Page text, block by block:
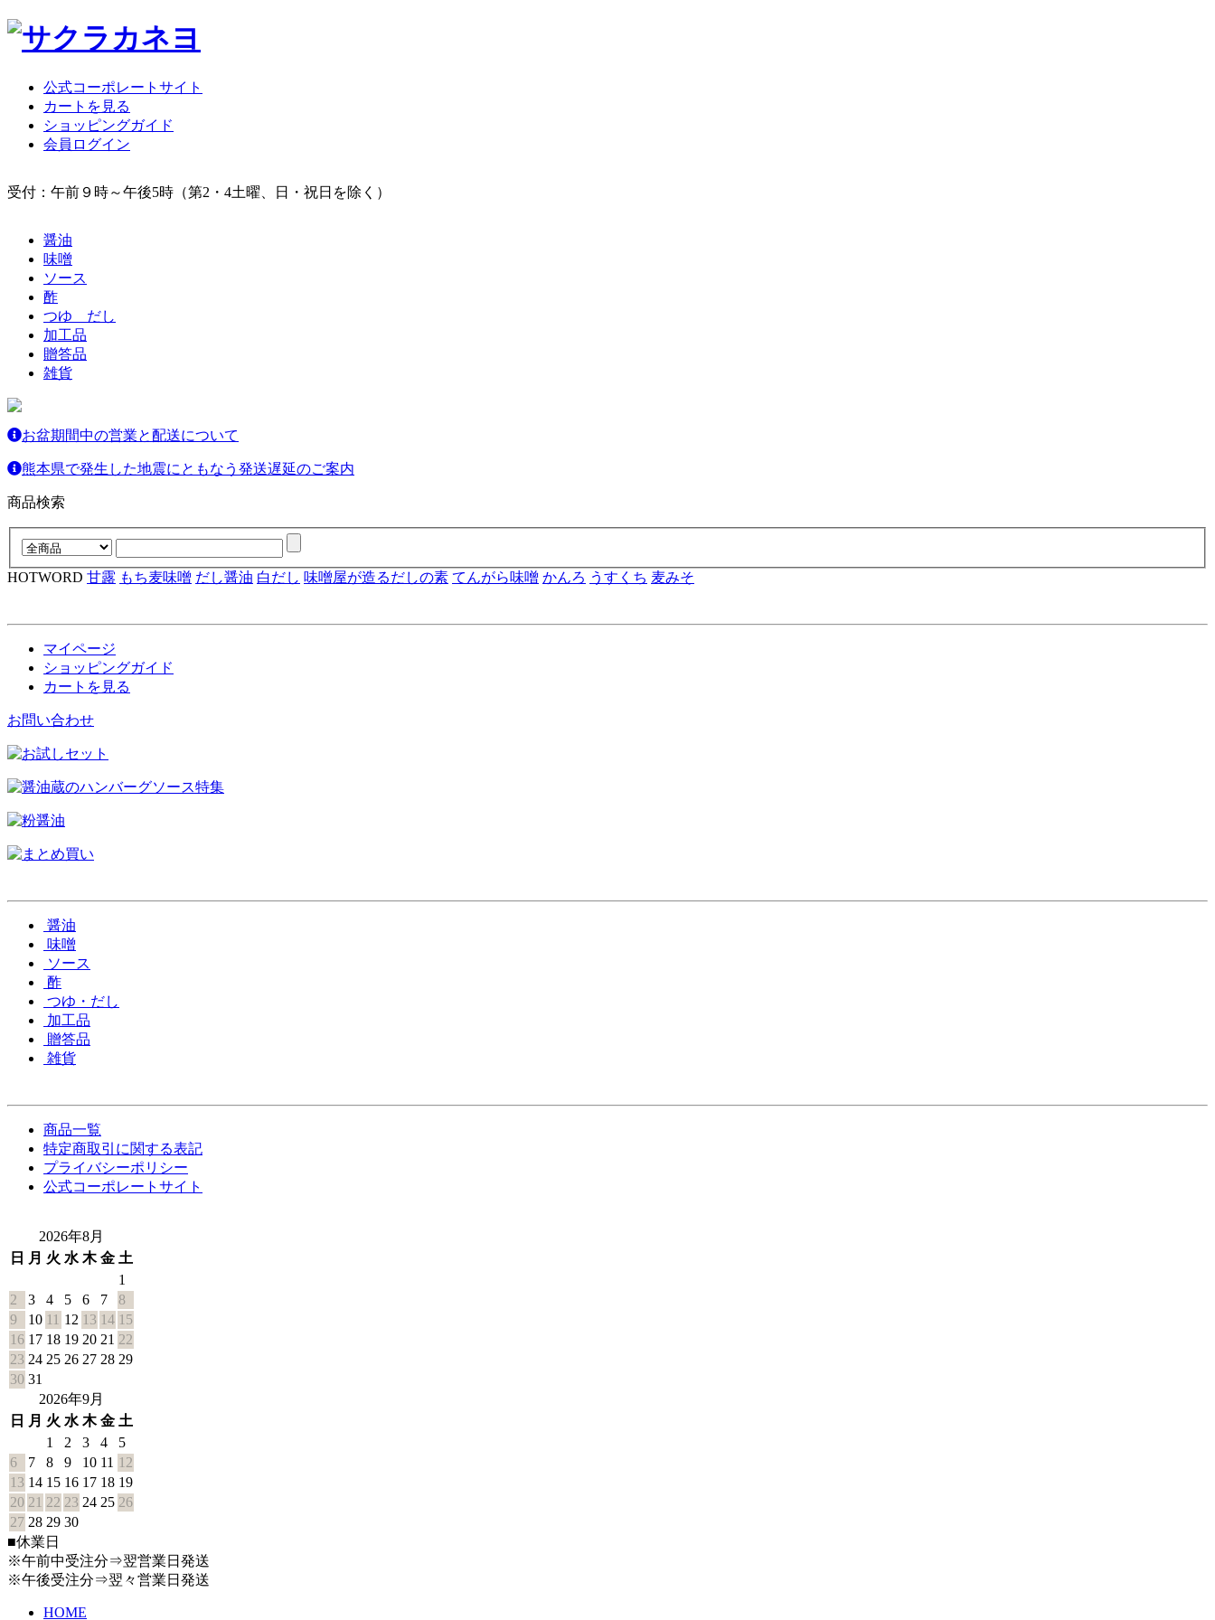
公式コーポレートサイト
カートを見る
ショッピングガイド
会員ログイン
受付：午前９時～午後5時（第2・4土曜、日・祝日を除く）
醤油
味噌
ソース
酢
つゆ だし
加工品
贈答品
雑貨
お盆期間中の営業と配送について
熊本県で発生した地震にともなう発送遅延のご案内
商品検索
HOTWORD 甘露 もち麦味噌 だし醤油 白だし 味噌屋が造るだしの素 てんがら味噌 かんろ うすくち 麦みそ
マイページ
ショッピングガイド
カートを見る
お問い合わせ
醤油
味噌
ソース
酢
つゆ・だし
加工品
贈答品
雑貨
商品一覧
特定商取引に関する表記
プライバシーポリシー
公式コーポレートサイト
2026年8月
日
月 火 水 木 金 土
1
2
3 4 5 6 7
8
9
10 11 12 13 14 15
16 17 18 19 20 21 22
23 24 25 26 27 28 29
30 31
2026年9月
日
月 火 水 木 金 土
1
2 3 4
5
6
7 8 9 10 11 12
13 14 15 16 17 18 19
20 21 22 23 24 25 26
27 28 29 30
■休業日
※午前中受注分⇒翌営業日発送
※午後受注分⇒翌々営業日発送
HOME